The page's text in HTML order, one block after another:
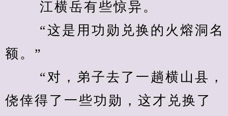
江横岳有些惊异。
“这是用功勋兑换的火熔洞名
额。”
“对，弟子去了一趟横山县，
侥倖得了一些功勋，这才兑换了